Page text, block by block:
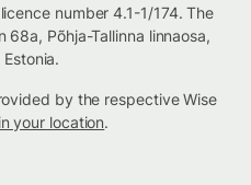
number 4.1-1/174. The
Põhja-Tallinna linnaosa,
Estonia.
by the respective Wise
your location.